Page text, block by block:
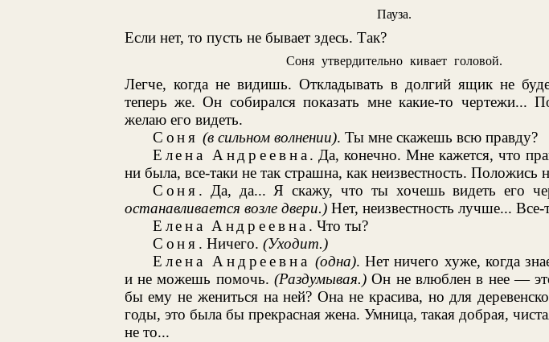
Пауза.
Если нет, то пусть не бывает здесь. Так?
Соня утвердительно кивает головой.
Легче, когда не видишь. Откладывать в долгий ящик не
теперь же. Он собирался показать мне какие-то чертежи...
желаю его видеть.
Соня (в сильном волнении). Ты мне скажешь всю правду?
Елена Андреевна . Да, конечно. Мне кажется, что
ни была, все-таки не так страшна, как неизвестность. Положись
Соня . Да, да... Я скажу, что ты хочешь видеть его
останавливается возле двери.)Нет, неизвестность лучше... Все-
Елена Андреевна . Что ты?
Соня . Ничего.(Уходит.)
Елена Андреевна (одна). Нет ничего хуже, когда
и не можешь помочь. (Раздумывая.)Он не влюблен в нее —
бы ему не жениться на ней? Она не красива, но для
годы, это была бы прекрасная жена. Умница, такая добрая,
не то...